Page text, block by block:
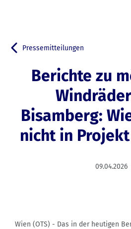
Zurück zu
Pressemitteilungen
Berichte zu
Bisamberg:
nicht in
09.04.2026
Wien (OTS) - Das in der heutigen